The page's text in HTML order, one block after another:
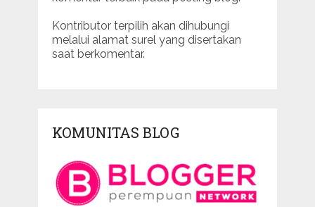
Kontributor terpilih akan dihubungi
melalui alamat surel yang disertakan
saat berkomentar.
KOMUNITAS BLOG